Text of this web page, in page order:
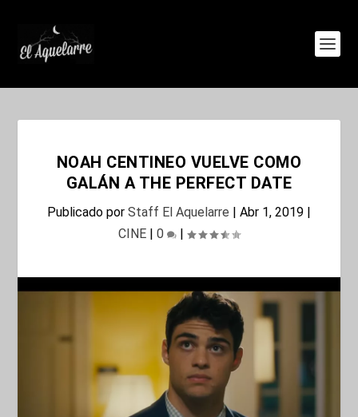
NOAH CENTINEO VUELVE COMO
GALÁN A THE PERFECT DATE
Publicado por Staff El Aquelarre | Abr 1, 2019 |
CINE | 0 |